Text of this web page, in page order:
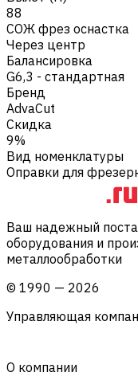
88
СОЖ фрез оснастка
Через центр
Балансировка
G6,3 - стандартная
Бренд
AdvaCut
Скидка
9%
Вид номенклатуры
Оправки для
Ваш надежный
оборудования и
металлообработки
© 1990 — 2026
Управляющая
О компании